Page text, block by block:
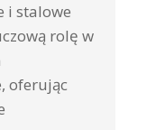
i stalowe
rolę w
oferując